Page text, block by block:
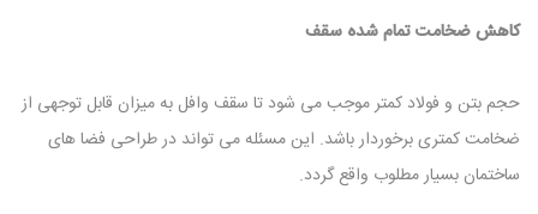
کاهش ضخامت تمام شده سقف
حجم بتن و فولاد کمتر موجب می‌ شود تا سقف وافل به میزان قابل توجهی از
ضخامت کمتری برخوردار باشد. این مسئله می ‌تواند در طراحی فضا های
ساختمان بسیار مطلوب واقع گردد.